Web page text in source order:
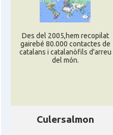
Des del 2005,hem recopilat
gairebé 80.000 contactes de
catalans i catalanòfils d'arreu
del món.
Culersalmon